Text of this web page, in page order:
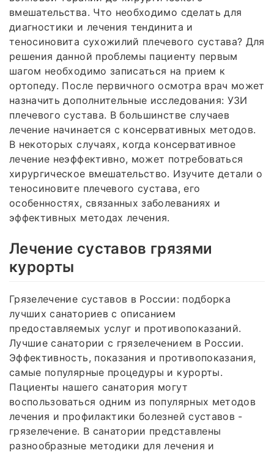
вмешательства. Что необходимо сделать для
диагностики и лечения тендинита и
теносиновита сухожилий плечевого сустава? Для
решения данной проблемы пациенту первым
шагом необходимо записаться на прием к
ортопеду. После первичного осмотра врач может
назначить дополнительные исследования: УЗИ
плечевого сустава. В большинстве случаев
лечение начинается с консервативных методов.
В некоторых случаях, когда консервативное
лечение неэффективно, может потребоваться
хирургическое вмешательство. Изучите детали о
теносиновите плечевого сустава, его
особенностях, связанных заболеваниях и
эффективных методах лечения.
Лечение суставов грязями
курорты
Грязелечение суставов в России: подборка
лучших санаториев с описанием
предоставляемых услуг и противопоказаний.
Лучшие санатории с грязелечением в России.
Эффективность, показания и противопоказания,
самые популярные процедуры и курорты.
Пациенты нашего санатория могут
воспользоваться одним из популярных методов
лечения и профилактики болезней суставов -
грязелечение. В санатории представлены
разнообразные методики для лечения и